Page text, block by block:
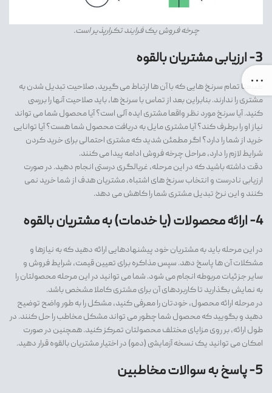
چرخه فروش یک فرایند تکرارپذیر است.
3- ارزیابی مشتریان بالقوه
طبیعتا تمام سرنخ هایی که با آن ها ارتباط می گیرید، صلاحیت تبدیل شدن به
مشتری را ندارند. بنابراین بعد از تماس با سرنخ ها، باید صلاحیت آنها را بررسی
کنید. آیا سرنخ مورد نظر واقعا مشتری ایده آلی است؟ آیا محصول شما می تواند
نیاز او را برطرف کند؟ آیا مشتری مایل به دریافت محصول شما هست؟ آیا توانایی
خرید از شما را دارد؟ اگر مطمئن شدید که مشتری احتمالی برای خرید کردن
شرایط لازم را دارد، مراحل چرخه فروش ادامه پیدا می کنند.
دقت داشته باشید که در این مرحله، غربالگری درستی انجام دهید. در صورت
ارزیابی نادرست و انتخاب سرنخ های اشتباه، مشتریان هدف از شما خرید نمی
کنند و این نرخ تبدیل مشتری شما را کاهش می دهد.
4- ارائه محصولات (یا خدمات) به مشتریان بالقوه
در این مرحله باید به مشتریان خود پیشنهادهایی ارائه دهید که به نیازها و
مشکلات آن ها پاسخ دهد. سپس مذاکره برای تعیین قیمت، شرایط فروش و
سایر جزئیات مربوطه انجام می شود. شما می توانید در این مرحله محصولتان را
به نمایش بگذارید تا کاربردهای آن برای مشتری کاملا مشخص باشد.
در مرحله ارائه محصول، خودتان را معرفی کنید، مشکل را به طور واضح توضیح
دهید و بگویید که محصول شما چطور می تواند مشکل مخاطب را حل کنند. در
طول ارائه، بر روی مزایای مختلف محصولتان تمرکز کنید. همچنین در صورت
امکان می توانید یک نسخه آزمایشی (دمو) در اختیار مشتریان بالقوه قرار دهید.
5- پاسخ به سوالات مخاطبین